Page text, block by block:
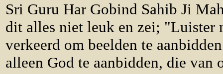
Sri Guru Har Gobind Sahib Ji
dit alles niet leuk en zei; "Luister
verkeerd om beelden te
alleen God te aanbidden, die van